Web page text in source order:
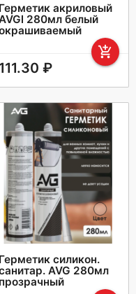
Герметик акриловый
280мл белый
add_shopping_cart
111.30 ₽
Герметик силикон.
AVG 280мл
прозрачный